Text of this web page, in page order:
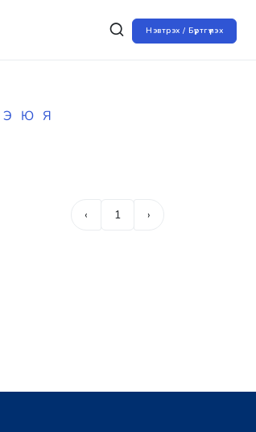
Нэвтрэх / Бүртгүүлэх
Э Ю Я
‹ 1 ›